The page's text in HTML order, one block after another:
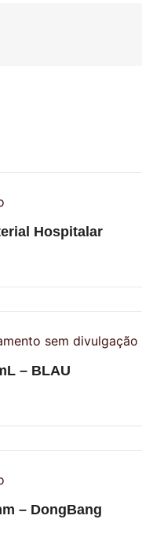
Hospitalar
– BLAU
– DongBang